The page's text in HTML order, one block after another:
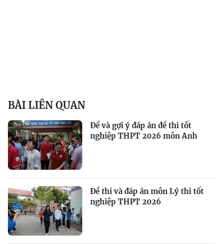
BÀI LIÊN QUAN
Đề và gợi ý đáp án đề thi tốt
nghiệp THPT 2026 môn Anh
Đề thi và đáp án môn Lý thi tốt
nghiệp THPT 2026